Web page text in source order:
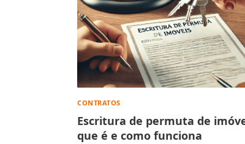
CONTRATOS
Escritura de permuta de
que é e como funciona